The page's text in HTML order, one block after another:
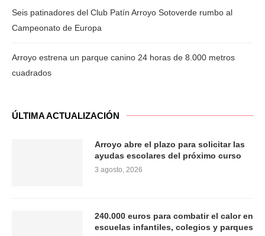
Seis patinadores del Club Patín Arroyo Sotoverde rumbo al
Campeonato de Europa
Arroyo estrena un parque canino 24 horas de 8.000 metros
cuadrados
ÚLTIMA ACTUALIZACIÓN
Arroyo abre el plazo para solicitar las
ayudas escolares del próximo curso
3 agosto, 2026
240.000 euros para combatir el calor en
escuelas infantiles, colegios y parques